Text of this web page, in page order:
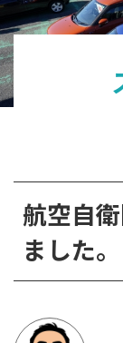
航空自
ました。